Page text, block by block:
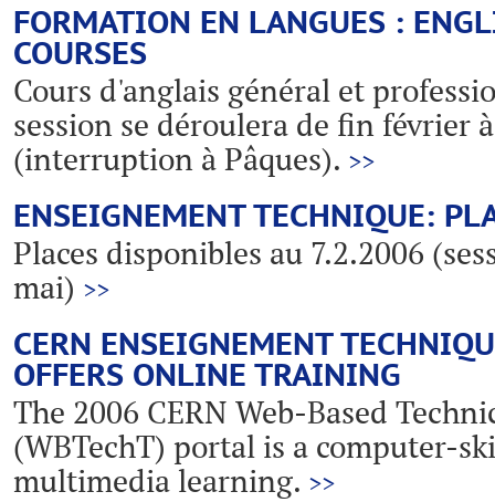
FORMATION EN LANGUES :
COURSES
Cours d'anglais général et
session se déroulera de fin février
(interruption à Pâques). >>
ENSEIGNEMENT TECHNIQUE:
Places disponibles au 7.2.2006
mai) >>
CERN ENSEIGNEMENT
OFFERS ONLINE TRAINING
The 2006 CERN Web-Based
(WBTechT) portal is a computer-
multimedia learning. >>